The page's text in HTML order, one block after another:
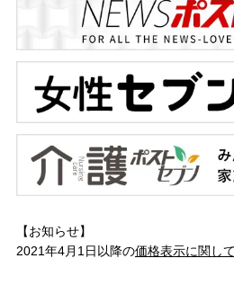
【お知らせ】
2021年4月1日以降の価格表示に関して